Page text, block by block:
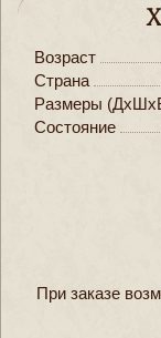
Возраст
Страна
Размеры
Состояние
При заказе